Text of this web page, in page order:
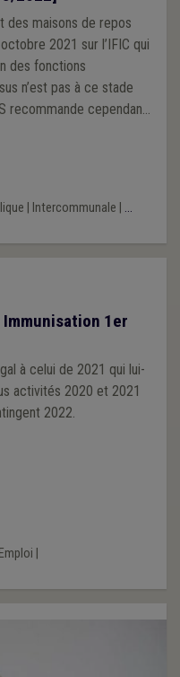
des maisons de repos
2021 sur l’IFIC qui
des fonctions
n’est pas à ce stade
recommande cependant
processus ; une série
Intercommunale ...
Immunisation 1er
à celui de 2021 qui lui-
activités 2020 et 2021
2022.
Emploi